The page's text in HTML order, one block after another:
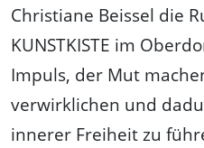
Christiane Beissel die
KUNSTKISTE im
Impuls, der Mut
verwirklichen und
innerer Freiheit zu